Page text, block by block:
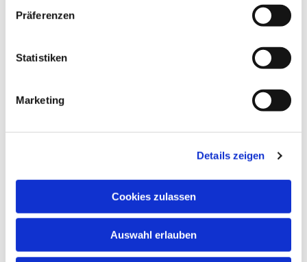
Präferenzen
Statistiken
Marketing
Details zeigen
Cookies zulassen
Auswahl erlauben